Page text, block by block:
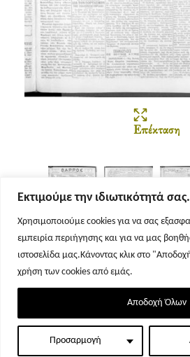
Εκτιμούμε την ιδιωτικότητά σας.
Χρησιμοποιούμε cookies για να σας
εμπειρία περιήγησης και για να μας
ιστοσελίδα μας.Κάνοντας κλικ στο
χρήση των cookies από εμάς.
Προσαρμογή
Αποδοχή Όλων
Επέκταση
Σελίδα 1 Σελίδα 2